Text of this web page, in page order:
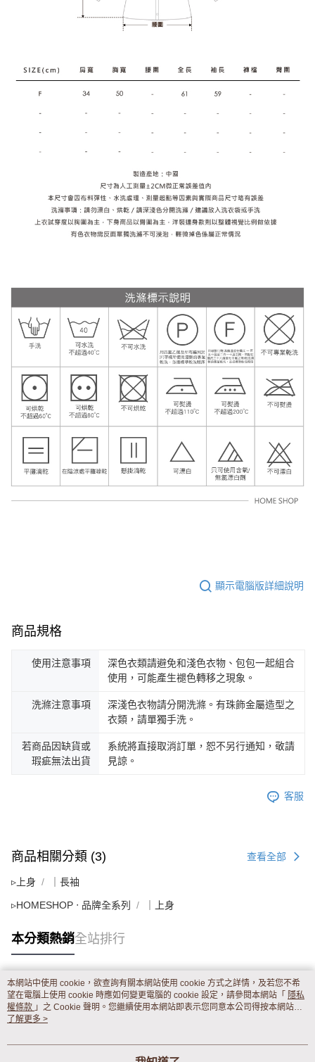
顯示電腦版詳細說明
商品規格
使用注意事項
深色衣類請避免和淺色衣物、包包一起組合
使用，可能產生褪色轉移之現象。
洗滌注意事項
深淺色衣物請分開洗滌。有珠飾金屬造型之
衣類，請單獨手洗。
若商品因缺貨或
瑕疵無法出貨
系統將直接取消訂單，恕不另行通知，敬請
見諒。
客服
商品相關分類 (3) 查看全部
▹上身 ｜長袖
▹HOMESHOP ‧ 品牌全系列 ｜上身
本分類熱銷全站排行
熱門標籤
本網站中使用 cookie，欲查詢有關本網站使用 cookie 方式之詳情，及若您不希
望在電腦上使用 cookie 時應如何變更電腦的 cookie 設定，請參閱本網站「 隱私
權條款 」之 Cookie 聲明。您繼續使用本網站即表示您同意本公司得按本網站使
用條款之 Cookie 聲明使用 cookie。
了解更多 >